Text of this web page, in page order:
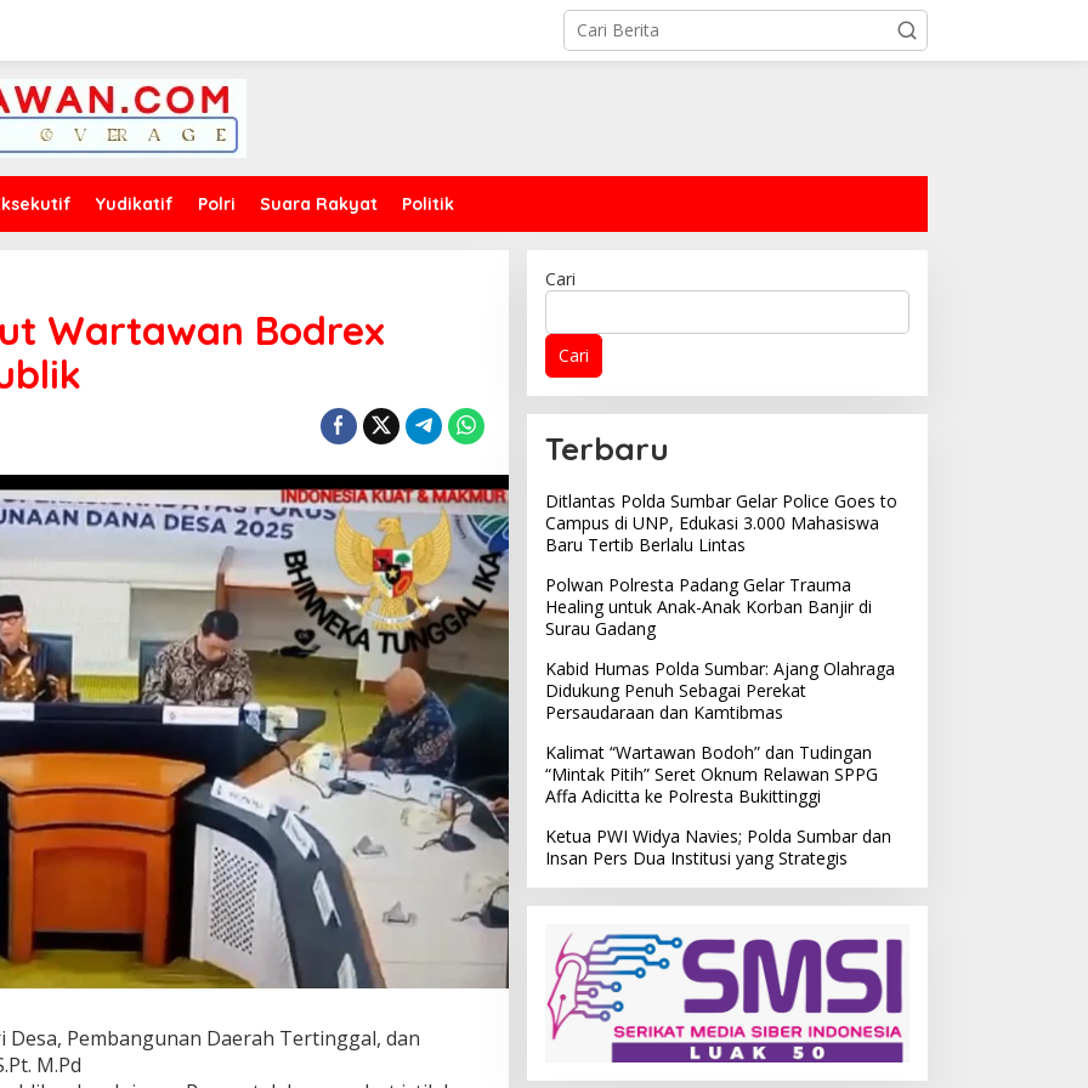
Yudikatif Polri Suara Rakyat Politik
Wartawan Bodrex
Desa, Pembangunan Daerah Tertinggal, dan
M.Pd
Cari
Cari
Terbaru
Ditlantas Polda Sumbar Gelar Police Goes to
Campus di UNP, Edukasi 3.000 Mahasiswa
Baru Tertib Berlalu Lintas
Polwan Polresta Padang Gelar Trauma
Healing untuk Anak-Anak Korban Banjir di
Surau Gadang
Kabid Humas Polda Sumbar: Ajang Olahraga
Didukung Penuh Sebagai Perekat
Persaudaraan dan Kamtibmas
Kalimat “Wartawan Bodoh” dan Tudingan
“Mintak Pitih” Seret Oknum Relawan SPPG
Affa Adicitta ke Polresta Bukittinggi
Ketua PWI Widya Navies; Polda Sumbar dan
Insan Pers Dua Institusi yang Strategis